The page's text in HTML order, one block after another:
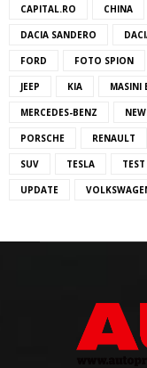
CAPITAL.RO CHINA
DACIA SANDERO
FORD FOTO SPION
JEEP KIA MASINI
MERCEDES-BENZ
PORSCHE RENAULT
SUV TESLA TEST
UPDATE